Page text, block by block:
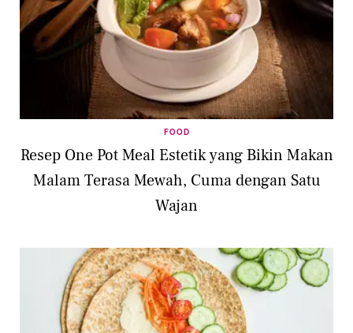
FOOD
Resep One Pot Meal Estetik yang Bikin Makan
Malam Terasa Mewah, Cuma dengan Satu
Wajan